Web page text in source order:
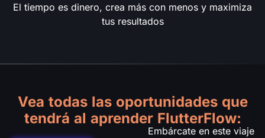
El tiempo es dinero, crea más con menos y maximiza
tus resultados
Vea todas las oportunidades que
tendrá al aprender FlutterFlow:
Embárcate en este viaje